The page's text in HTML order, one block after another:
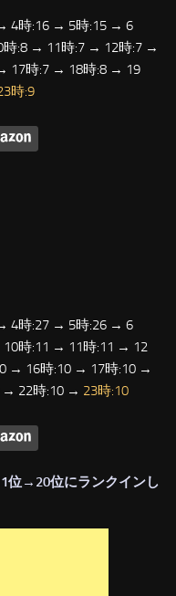
4時:16 → 5時:15 → 6
:8 → 11時:7 → 12時:7 →
17時:7 → 18時:8 → 19
時:9
4時:27 → 5時:26 → 6
時:11 → 11時:11 → 12
→ 16時:10 → 17時:10 →
→ 22時:10 → 23時:10
位→20位にランクインし